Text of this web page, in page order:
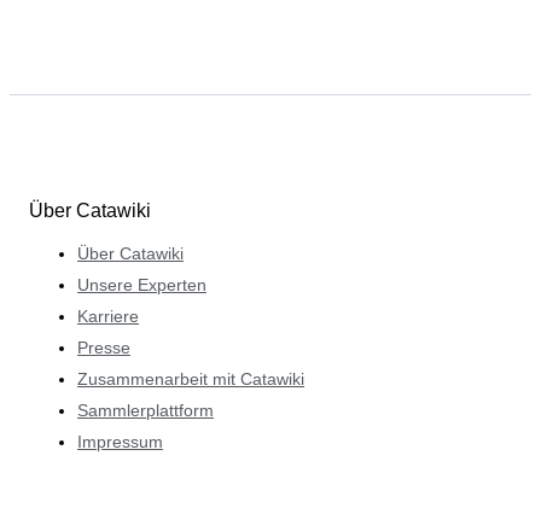
Über Catawiki
Über Catawiki
Unsere Experten
Karriere
Presse
Zusammenarbeit mit Catawiki
Sammlerplattform
Impressum